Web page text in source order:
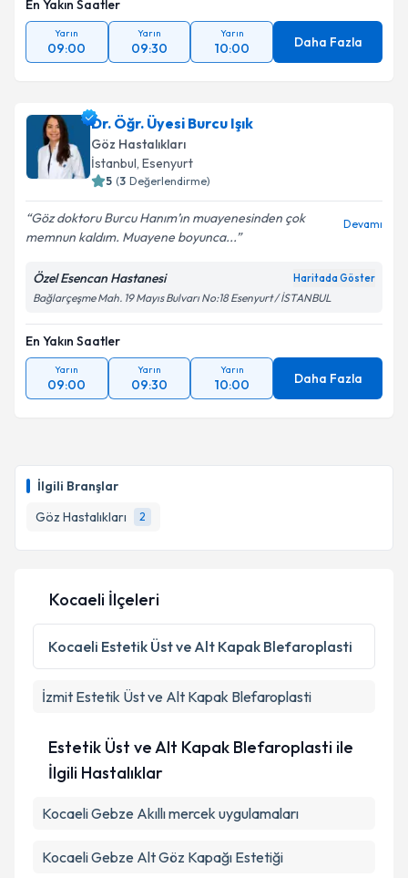
İlgili Branşlar
Göz Hastalıkları
2
En Yakın Saatler
Yarın
09:00
Yarın
09:30
Yarın
10:00 Daha Fazla
Dr. Öğr. Üyesi Burcu Işık
Göz Hastalıkları
İstanbul, Esenyurt
5 (3 Değerlendirme)
Göz doktoru Burcu Hanım’ın muayenesinden çok
memnun kaldım. Muayene boyunca...
Devamı
Özel Esencan Hastanesi Haritada Göster
Bağlarçeşme Mah. 19 Mayıs Bulvarı No:18 Esenyurt / İSTANBUL
En Yakın Saatler
Yarın
09:00
Yarın
09:30
Yarın
10:00 Daha Fazla
Kocaeli İlçeleri
Kocaeli Estetik Üst ve Alt Kapak Blefaroplasti
İzmit Estetik Üst ve Alt Kapak Blefaroplasti
Estetik Üst ve Alt Kapak Blefaroplasti ile
İlgili Hastalıklar
Kocaeli Gebze Akıllı mercek uygulamaları
Kocaeli Gebze Alt Göz Kapağı Estetiği